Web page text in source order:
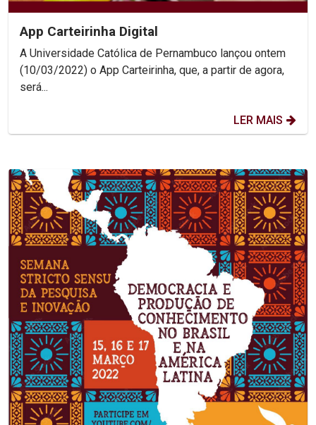
App Carteirinha Digital
A Universidade Católica de Pernambuco lançou ontem
(10/03/2022) o App Carteirinha, que, a partir de agora,
será...
LER MAIS